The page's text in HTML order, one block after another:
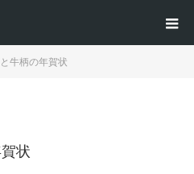
牛柄の年賀状
状